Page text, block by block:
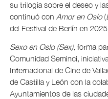
su trilogía sobre el deseo y
continuó con Amor en Oslo(
del Festival de Berlín en
Sexo en Oslo (Sex), forma
Comunidad Seminci,
Internacional de Cine de
de Castilla y León con la
Ayuntamientos de las